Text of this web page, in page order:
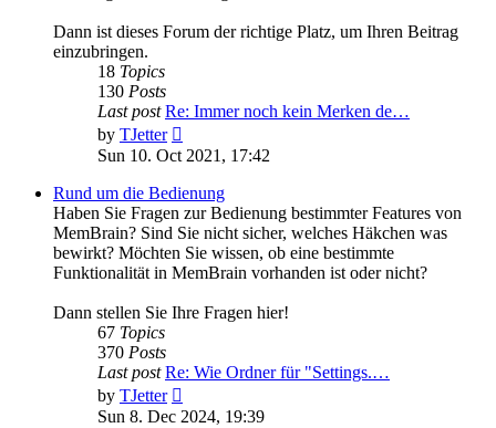
Dann ist dieses Forum der richtige Platz, um Ihren Beitrag
einzubringen.
18 Topics
130 Posts
Last post Re: Immer noch kein Merken de…
by TJetter
the
post
Sun 10. Oct 2021, 17:42
Rund um die Bedienung
Haben Sie Fragen zur Bedienung bestimmter Features von
MemBrain? Sind Sie nicht sicher, welches Häkchen was
bewirkt? Möchten Sie wissen, ob eine bestimmte
Funktionalität in MemBrain vorhanden ist oder nicht?
Dann stellen Sie Ihre Fragen hier!
67 Topics
370 Posts
Last post Re: Wie Ordner für "Settings.…
by TJetter
the
Sun 8. Dec 2024, 19:39